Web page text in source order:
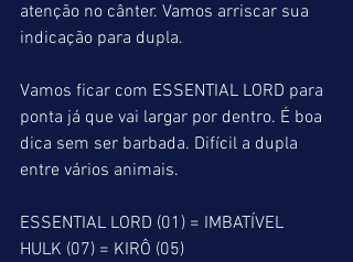
atenção no cânter. Vamos arriscar sua
indicação para dupla.
Vamos ficar com ESSENTIAL LORD para
ponta já que vai largar por dentro. É boa
dica sem ser barbada. Difícil a dupla
entre vários animais.
ESSENTIAL LORD (01) = IMBATÍVEL
HULK (07) = KIRÔ (05)